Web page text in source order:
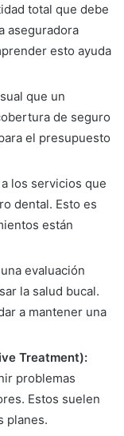
total que debe
aseguradora
esto ayuda
que un
de seguro
el presupuesto
los servicios que
dental. Esto es
están
evaluación
la salud bucal.
a mantener una
Treatment):
problemas
Estos suelen
planes.